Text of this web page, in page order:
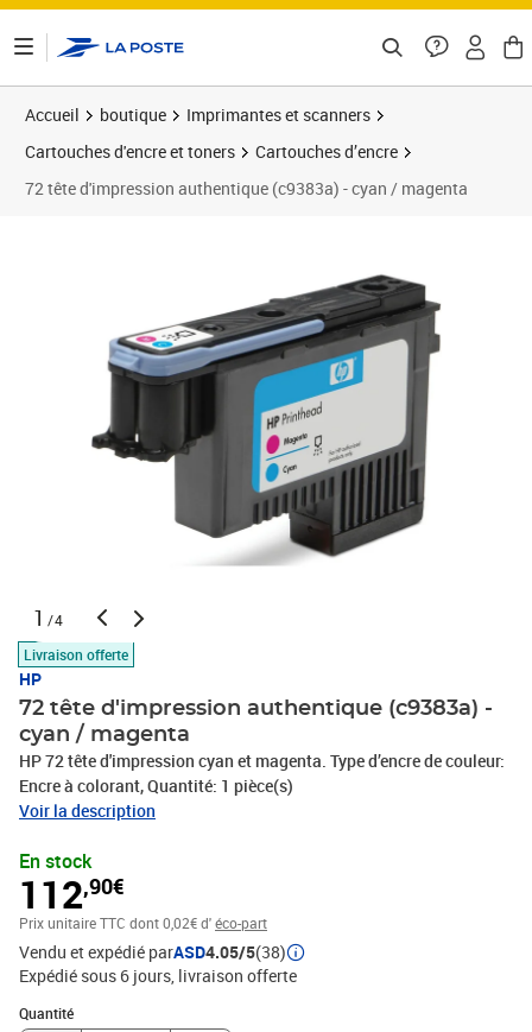
Accueil boutique
Imprimantes et scanners
Cartouches d'encre et toners
Cartouches d’encre
72 tête d'impression authentique (c9383a) - cyan / magenta
1 /4
Livraison offerte
HP
72 tête d'impression authentique (c9383a) -
cyan / magenta
HP 72 tête d'impression cyan et magenta. Type d’encre de couleur:
Encre à colorant, Quantité: 1 pièce(s)
Voir la description
En stock
112,90€
Prix unitaire TTC dont 0,02€ d'éco-part
Vendu et expédié parASD4.05/5(38)
Expédié sous 6 jours livraison offerte
Quantité
Quantité : 1